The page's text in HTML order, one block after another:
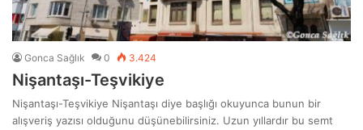
Gonca Sağlık 0 3.424
Nişantaşı-Teşvikiye
Nişantaşı-Teşvikiye Nişantaşı diye başlığı okuyunca bunun bir
alışveriş yazısı olduğunu düşünebilirsiniz. Uzun yıllardır bu semt